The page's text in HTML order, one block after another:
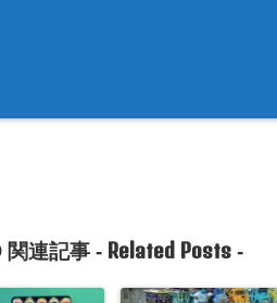
関連記事 - Related Posts-